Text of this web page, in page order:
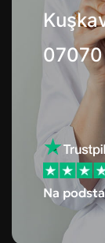
07070
Na